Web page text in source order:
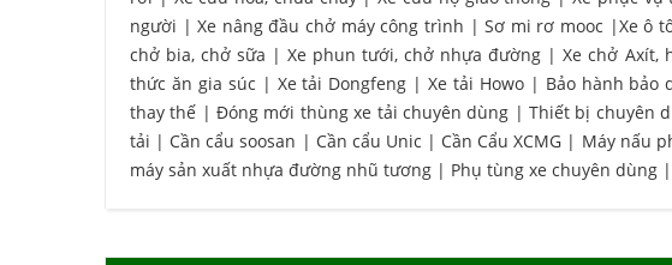
người |Xe nâng đầu chở máy công trình |Sơ mi rơ mooc |Xe ô
chở bia, chở sữa |Xe phun tưới, chở nhựa đường |Xe chở Axít,
thức ăn gia súc | Xe tải Dongfeng |Xe tải Howo| Bảo hành bảo
thay thế |Đóng mới thùng xe tải chuyên dùng | Thiết bị chuyên
tải | Cần cẩu soosan | Cần cẩu Unic | Cần Cẩu XCMG | Máy nấu
máy sản xuất nhựa đường nhũ tương | Phụ tùng xe chuyên dùng |